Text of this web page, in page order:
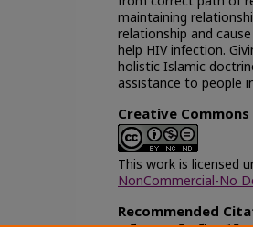
maintaining
relationship and
help HIV infection.
holistic Islamic
assistance to people
Creative Commons
This work is licensed
NonCommercial-No
Recommended
หะยีวาเงาะ, นิฮาฟีซา, "ทั